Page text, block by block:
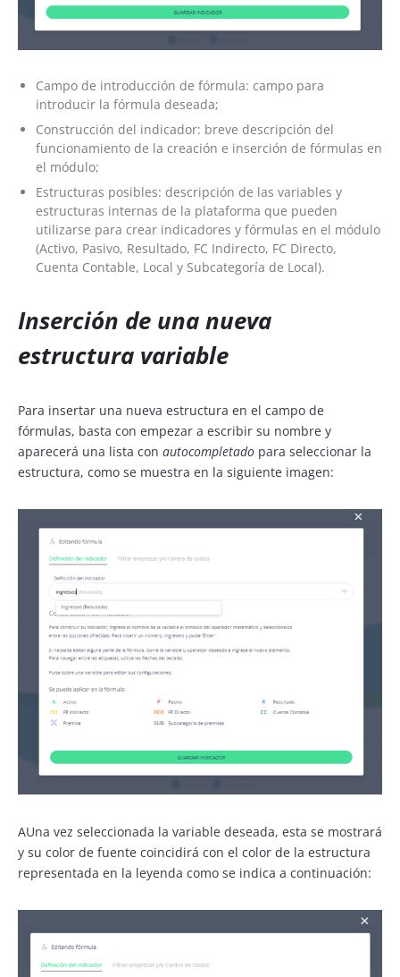
Campo de introducción de fórmula: campo para
introducir la fórmula deseada;
Construcción del indicador: breve descripción del
funcionamiento de la creación e inserción de fórmulas en
el módulo;
Estructuras posibles: descripción de las variables y
estructuras internas de la plataforma que pueden
utilizarse para crear indicadores y fórmulas en el módulo
(Activo, Pasivo, Resultado, FC Indirecto, FC Directo,
Cuenta Contable, Local y Subcategoría de Local).
Inserción de una nueva
estructura variable
Para insertar una nueva estructura en el campo de
fórmulas, basta con empezar a escribir su nombre y
aparecerá una lista con autocompletado para seleccionar la
estructura, como se muestra en la siguiente imagen:
AUna vez seleccionada la variable deseada, esta se mostrará
y su color de fuente coincidirá con el color de la estructura
representada en la leyenda como se indica a continuación: